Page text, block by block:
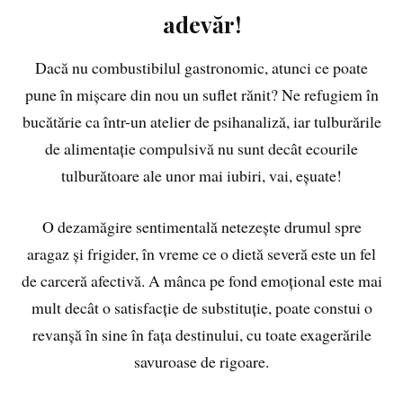
adevăr!
Dacă nu combustibilul gastronomic, atunci ce poate
pune în mișcare din nou un suflet rănit? Ne refugiem în
bucătărie ca într-un atelier de psihanaliză, iar tulburările
de alimentație compulsivă nu sunt decât ecourile
tulburătoare ale unor mai iubiri, vai, eșuate!
O dezamăgire sentimentală netezește drumul spre
aragaz și frigider, în vreme ce o dietă severă este un fel
de carceră afectivă. A mânca pe fond emoțional este mai
mult decât o satisfacție de substituție, poate constui o
revanșă în sine în fața destinului, cu toate exagerările
savuroase de rigoare.